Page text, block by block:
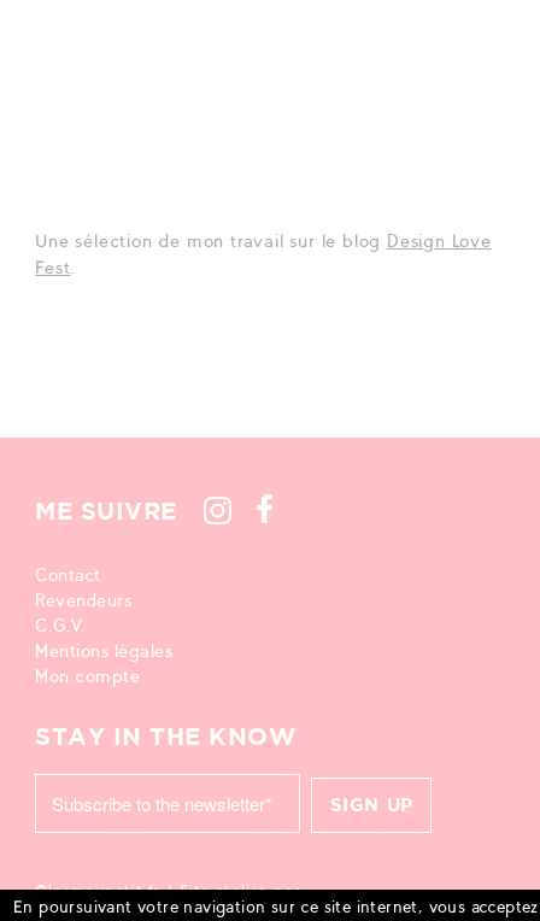
Une sélection de mon travail sur le blog Design Love
Fest.
ME SUIVRE
Contact
Revendeurs
C.G.V.
Mentions légales
Mon compte
STAY IN THE KNOW
©leamaupetit.fr / Site réalisé par
En poursuivant votre navigation sur ce site internet, vous acceptez